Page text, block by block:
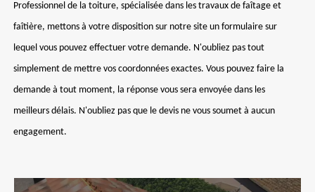
Professionnel de la toiture, spécialisée dans les travaux de faîtage et
faîtière, mettons à votre disposition sur notre site un formulaire sur
lequel vous pouvez effectuer votre demande. N'oubliez pas tout
simplement de mettre vos coordonnées exactes. Vous pouvez faire la
demande à tout moment, la réponse vous sera envoyée dans les
meilleurs délais. N'oubliez pas que le devis ne vous soumet à aucun
engagement.